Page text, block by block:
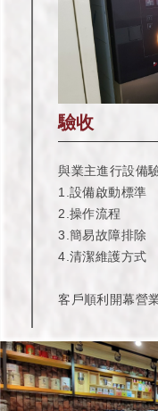
驗收
與業主進行設備
1.設備啟動標準
2.操作流程
3.簡易故障排除
4.清潔維護方式
客戶順利開幕營